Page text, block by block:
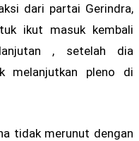
dari partai Gerindra,
ikut masuk kembali
, setelah dia
melanjutkan pleno di
tidak merunut dengan